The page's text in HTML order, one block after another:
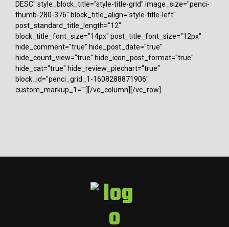
DESC" style_block_title="style-title-grid" image_size="penci-
thumb-280-376" block_title_align="style-title-left"
post_standard_title_length="12"
block_title_font_size="14px" post_title_font_size="12px"
hide_comment="true" hide_post_date="true"
hide_count_view="true" hide_icon_post_format="true"
hide_cat="true" hide_review_piechart="true"
block_id="penci_grid_1-1608288871906"
custom_markup_1=""][/vc_column][/vc_row]